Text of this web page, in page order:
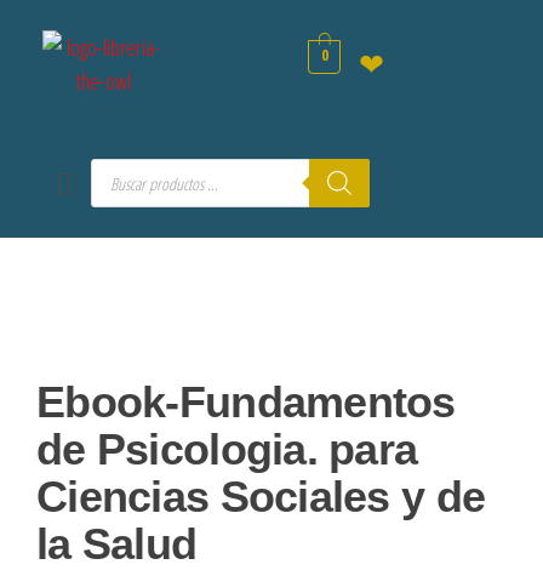
0 ❤
Ebook-Fundamentos
de Psicologia. para
Ciencias Sociales y de
la Salud